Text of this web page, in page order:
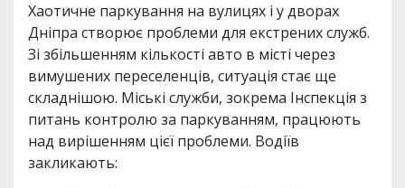
Хаотичне паркування на вулицях і у дворах
Дніпра створює проблеми для екстрених служб.
Зі збільшенням кількості авто в місті через
вимушених переселенців, ситуація стає ще
складнішою. Міські служби, зокрема Інспекція з
питань контролю за паркуванням, працюють
над вирішенням цієї проблеми. Водіїв
закликають: